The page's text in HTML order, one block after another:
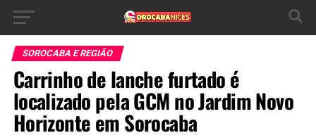
SOROCABA E REGIÃO
Carrinho de lanche furtado é
localizado pela GCM no Jardim Novo
Horizonte em Sorocaba